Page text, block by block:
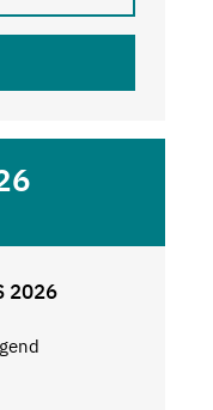
2026